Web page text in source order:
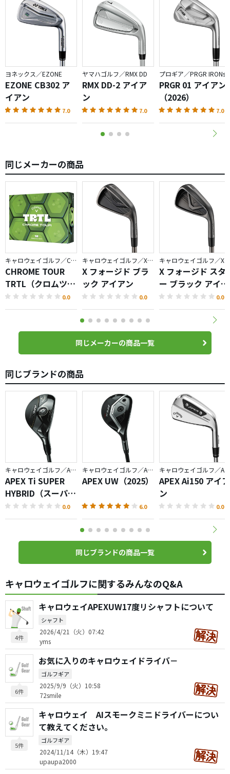
ヨネックス／EZONE
EZONE CB302 ア
イアン
7.0
ヤマハゴルフ／RMX DD
RMX DD-2 アイア
ン
7.0
プロギア／PRGR IRONs
PRGR 01 アイアン
（2026）
7.0
同じメーカーの商品
キャロウェイゴルフ／CHROME
CHROME TOUR
TRTL（クロムツア
ータートル）ボー
ル
0.0
キャロウェイゴルフ／X FORGED
X フォージド ブラ
ック アイアン
0.0
X フォージド スタ
ー ブラック アイア
ン
0.0
同じメーカーの商品一覧
同じブランドの商品
キャロウェイゴルフ／APEX
APEX Ti SUPER
HYBRID（スーパー
ハイブリッド） 0.0
キャロウェイゴルフ／APEX
APEX UW（2025）
6.0
APEX Ai150 アイア
ン
0.0
同じブランドの商品一覧
キャロウェイゴルフに関するみんなのQ&A
4件
キャロウェイAPEXUW17度リシャフトについて
シャフト
2026/4/21（火）07:42
yms
6件
お気に入りのキャロウェイドライバ－
ゴルフギア
2025/9/9（火）10:58
72smile
5件
キャロウェイ AIスモークミニドライバーについ
て教えてください。
ゴルフギア
2024/11/14（木）19:47
upaupa2000